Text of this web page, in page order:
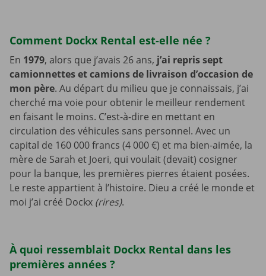
Comment Dockx Rental est-elle née ?
En 1979, alors que j’avais 26 ans, j’ai repris sept
camionnettes et camions de livraison d’occasion de
mon père. Au départ du milieu que je connaissais, j’ai
cherché ma voie pour obtenir le meilleur rendement
en faisant le moins. C’est-à-dire en mettant en
circulation des véhicules sans personnel. Avec un
capital de 160 000 francs (4 000 €) et ma bien-aimée, la
mère de Sarah et Joeri, qui voulait (devait) cosigner
pour la banque, les premières pierres étaient posées.
Le reste appartient à l’histoire. Dieu a créé le monde et
moi j’ai créé Dockx (rires).
À quoi ressemblait Dockx Rental dans les
premières années ?